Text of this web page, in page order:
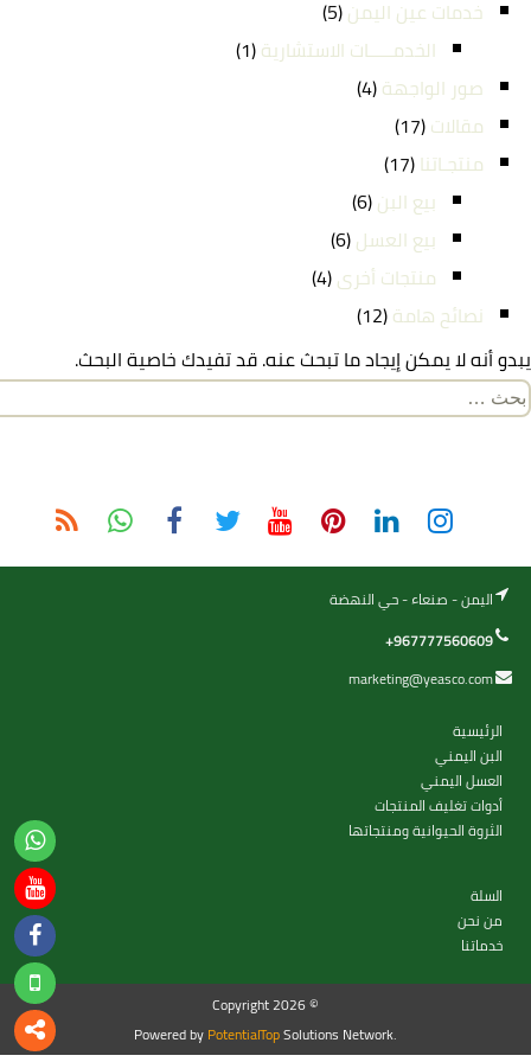
خدمات عين اليمن(5)
الخدمـــــات الاستشارية(1)
صور الواجهة(4)
مقالات(17)
منتجـاتنا (17)
بيع البن(6)
بيع العسل(6)
منتجات أخرى(4)
نصائح هامة(12)
يبدو أنه لا يمكن إيجاد ما تبحث عنه. قد تفيدك خاصية البحث.
البحث
اليمن - صنعاء - حي النهضة
+967777560609
marketing@yeasco.com
الرئيسية
البن اليمني
العسل اليمني
أدوات تغليف المنتجات
الثروة الحيوانية ومنتجاتها
السلة
من نحن
خدماتنا
Copyright 2026 ©
Powered byPotentialTopSolutions Network.